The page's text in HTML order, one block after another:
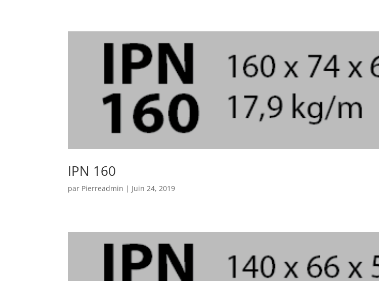
IPN 160
par Pierreadmin | Juin 24, 2019